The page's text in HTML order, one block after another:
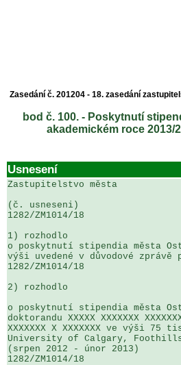
Zasedání č. 201204 - 18. zasedání
bod č. 100. - Poskytnutí
akademickém roce
Usnesení
Zastupitelstvo města
(č. usneseni)
1282/ZM1014/18
1) rozhodlo
o poskytnutí stipendia města
výši uvedené v důvodové zprávě
1282/ZM1014/18
2) rozhodlo
o poskytnutí stipendia města
doktorandu XXXXX XXXXXXX
XXXXXXX X XXXXXXX ve výši
University of Calgary,
(srpen 2012 - únor 2013)
1282/ZM1014/18